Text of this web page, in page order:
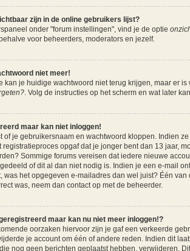
zijn in de online gebruikers lijst?
onder "forum instellingen", vind je de optie
voor beheerders, moderators en jezelf.
niet meer!
kan je huidige wachtwoord niet terug krijgen, maar er
. Volg de instructies op het scherm en wat later
maar kan niet inloggen!
of je gebruikersnaam en wachtwoord kloppen. Indien
registratieproces opgaf dat je jonger bent dan 13 jaar,
Sommige forums vereisen dat iedere nieuwe
of dit al dan niet nodig is. Indien je een e-mail
was het opgegeven e-mailadres dan wel juist? Één
was, neem dan contact op met de beheerder.
maar kan nu niet meer inloggen!?
oorzaken hiervoor zijn je gaf een verkeerde
je account om één of andere reden. Indien dit
nog geen berichten geplaatst hebben, verwijderen.